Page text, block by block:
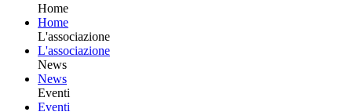
Home
Home
L'associazione
L'associazione
News
News
Eventi
Eventi